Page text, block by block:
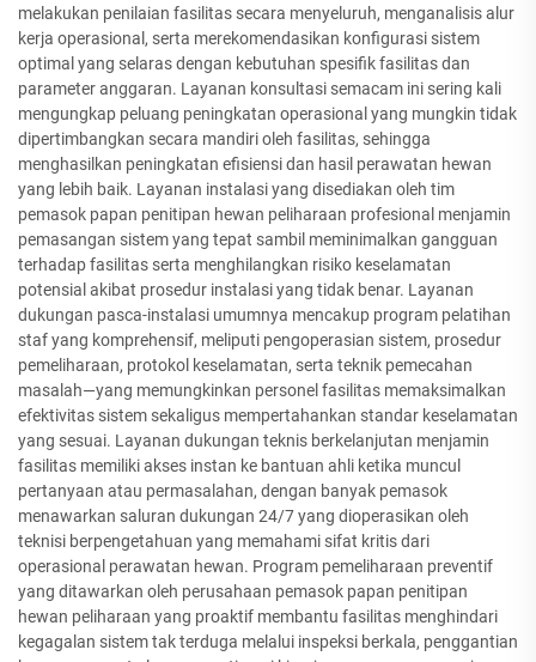
melakukan penilaian fasilitas secara menyeluruh, menganalisis alur
kerja operasional, serta merekomendasikan konfigurasi sistem
optimal yang selaras dengan kebutuhan spesifik fasilitas dan
parameter anggaran. Layanan konsultasi semacam ini sering kali
mengungkap peluang peningkatan operasional yang mungkin tidak
dipertimbangkan secara mandiri oleh fasilitas, sehingga
menghasilkan peningkatan efisiensi dan hasil perawatan hewan
yang lebih baik. Layanan instalasi yang disediakan oleh tim
pemasok papan penitipan hewan peliharaan profesional menjamin
pemasangan sistem yang tepat sambil meminimalkan gangguan
terhadap fasilitas serta menghilangkan risiko keselamatan
potensial akibat prosedur instalasi yang tidak benar. Layanan
dukungan pasca-instalasi umumnya mencakup program pelatihan
staf yang komprehensif, meliputi pengoperasian sistem, prosedur
pemeliharaan, protokol keselamatan, serta teknik pemecahan
masalah—yang memungkinkan personel fasilitas memaksimalkan
efektivitas sistem sekaligus mempertahankan standar keselamatan
yang sesuai. Layanan dukungan teknis berkelanjutan menjamin
fasilitas memiliki akses instan ke bantuan ahli ketika muncul
pertanyaan atau permasalahan, dengan banyak pemasok
menawarkan saluran dukungan 24/7 yang dioperasikan oleh
teknisi berpengetahuan yang memahami sifat kritis dari
operasional perawatan hewan. Program pemeliharaan preventif
yang ditawarkan oleh perusahaan pemasok papan penitipan
hewan peliharaan yang proaktif membantu fasilitas menghindari
kegagalan sistem tak terduga melalui inspeksi berkala, penggantian